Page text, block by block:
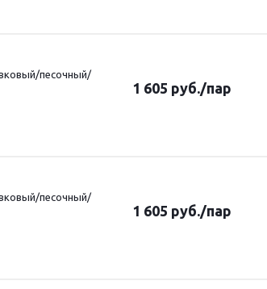
песочный/
1 605 руб./пар
песочный/
1 605 руб./пар